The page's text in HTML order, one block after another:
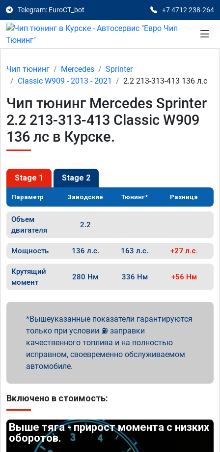
Telegram: EuroCT_bot +7 4712 238-264
Чип тюнинг Mercedes
Sprinter
Classic W909 - 2013 - 2021
2.2 213-313-413 136 л.с
Чип тюнинг Mercedes Sprinter
2.2 213-313-413 Classic W909
136 лс в Курске.
Stage 1 Stage 2
Параметр Заводские Тюнинг* Разница
Объем
двигателя
2.2
Мощность 136 л.с. 163 л.с. +27 л.с.
Крутящий
момент
280 Нм 336 Нм +56 Нм
Вышеуказанные показатели гарантируются
только при условии ⛽ заправки
качественного топлива и на полностью
исправном, своевременно обслуживаемом
автомобиле.
Включено в стоимость:
Выше тяга - прирост момента с низких
оборотов.